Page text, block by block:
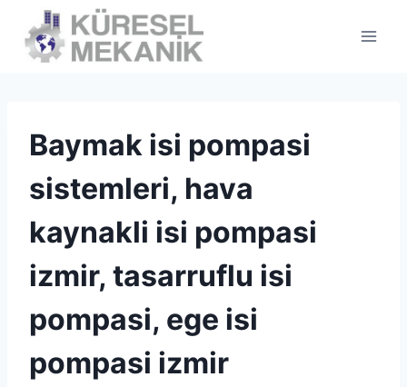
content
Baymak isi pompasi
sistemleri, hava
kaynakli isi pompasi
izmir, tasarruflu isi
pompasi, ege isi
pompasi izmir